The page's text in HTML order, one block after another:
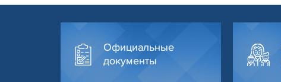
Официальные
документы